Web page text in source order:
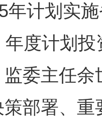
年计划实
度计划
委主任余
部署、